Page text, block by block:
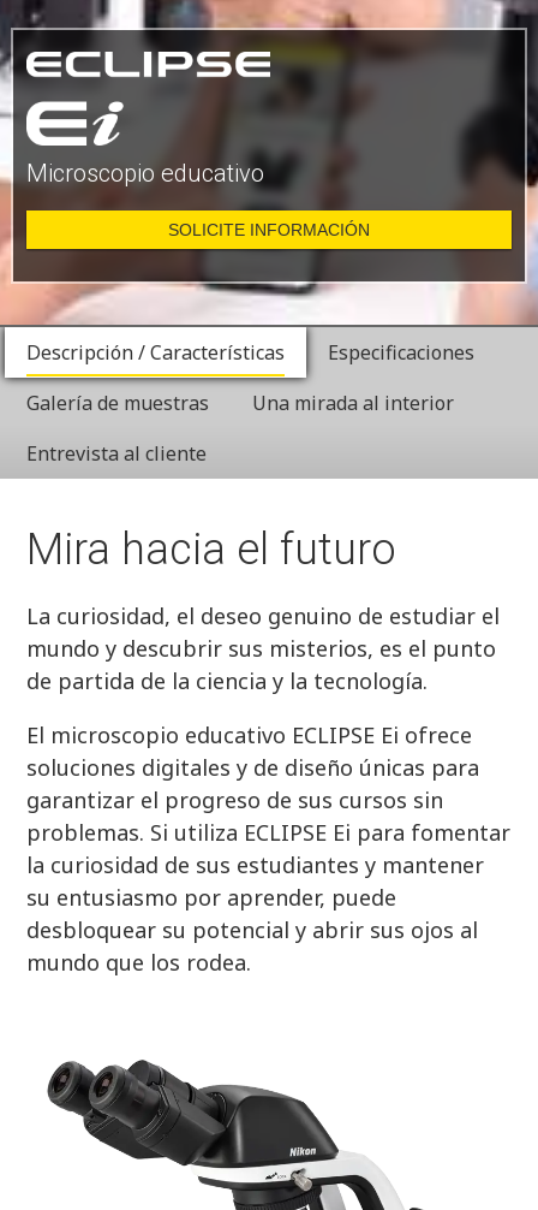
Microscopio educativo
SOLICITE INFORMACIÓN
Descripción / Características
Especificaciones
Galería de muestras
Una mirada al interior
Entrevista al cliente
Mira hacia el futuro
La curiosidad, el deseo genuino de estudiar el
mundo y descubrir sus misterios, es el punto
de partida de la ciencia y la tecnología.
El microscopio educativo ECLIPSE Ei ofrece
soluciones digitales y de diseño únicas para
garantizar el progreso de sus cursos sin
problemas. Si utiliza ECLIPSE Ei para fomentar
la curiosidad de sus estudiantes y mantener
su entusiasmo por aprender, puede
desbloquear su potencial y abrir sus ojos al
mundo que los rodea.